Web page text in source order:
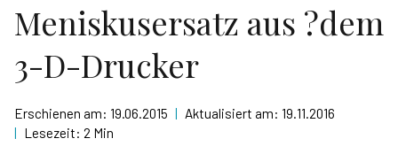
Meniskusersatz aus ?dem
3-D-Drucker
Erschienen am: 19.06.2015 | Aktualisiert am: 19.11.2016
| Lesezeit: 2 Min